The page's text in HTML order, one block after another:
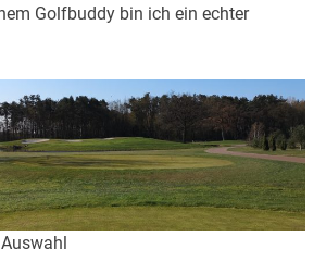
Golfbuddy bin ich ein echter